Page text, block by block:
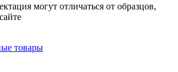
могут отличаться от образцов,
товары